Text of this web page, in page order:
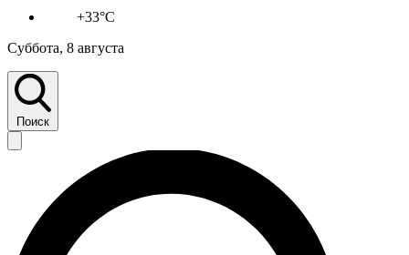
+33°C
Суббота, 8 августа
Поиск